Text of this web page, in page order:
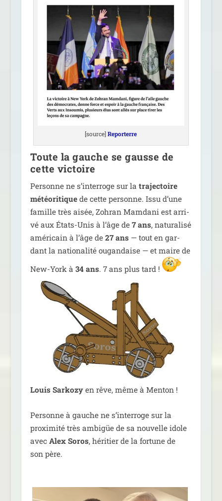
[source]Reporterre
Toute la gauche se gausse de
cette victoire
Personne ne s’in­ter­roge sur la tra­jec­toire
météo­ri­tiquede cette per­sonne. Issu d’une
famille très aisée, Zohran Mamdani est arri­
vé aux États-Unis à l’âge de7 ans, natu­ra­li­sé
amé­ri­cain à l’âge de 27 ans— tout en gar­
dant la natio­na­li­té ougan­daise — et maire de
New-York à 34 ans. 7 ans plus tard !
Louis Sarkozyen rêve, même à Menton !
Personne à gauche ne s’in­ter­roge sur la
proxi­mi­té très ambigüe de sa nou­velle idole
avec Alex Soros, héri­tier de la for­tune de
son père.